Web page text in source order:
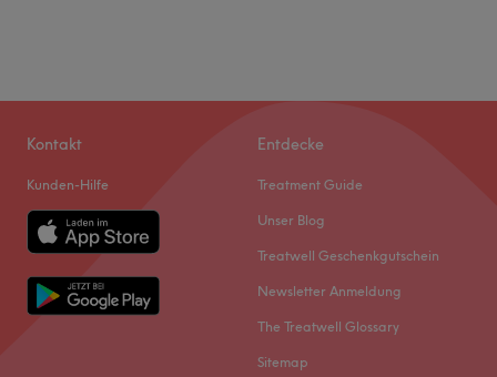
Kontakt
Kunden-Hilfe
Entdecke
Treatment Guide
Unser Blog
Treatwell Geschenkgutschein
Newsletter Anmeldung
The Treatwell Glossary
Sitemap